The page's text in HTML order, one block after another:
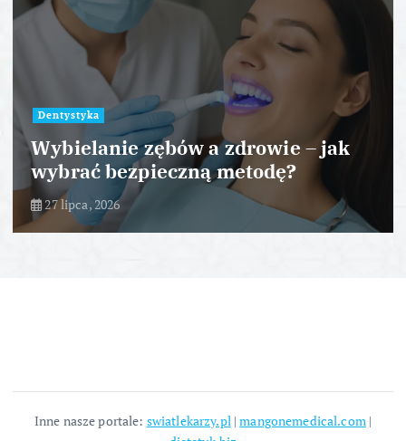
Dentystyka
Wybielanie zębów a zdrowie – jak
wybrać bezpieczną metodę?
27 lipca, 2026
Inne nasze portale: swiatlekarzy.pl|mangonemedical.com|